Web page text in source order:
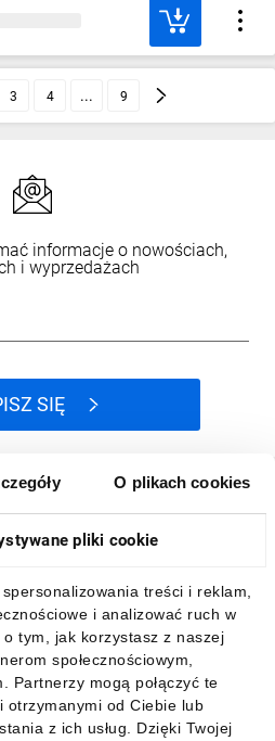
O plikach cookies
pliki cookie
treści i reklam,
i analizować ruch w
tym, jak korzystasz z naszej
społecznościowym,
Partnerzy mogą połączyć te
otrzymanymi od Ciebie lub
z ich usług. Dzięki Twojej
3 4 9
informacje o nowościach,
i wyprzedażach
SIĘ